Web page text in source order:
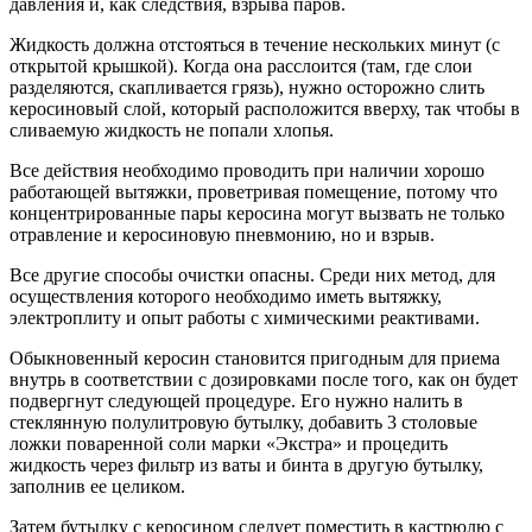
давления и, как следствия, взрыва паров.
Жидкость должна отстояться в течение нескольких минут (с
открытой крышкой). Когда она расслоится (там, где слои
разделяются, скапливается грязь), нужно осторожно слить
керосиновый слой, который расположится вверху, так чтобы в
сливаемую жидкость не попали хлопья.
Все действия необходимо проводить при наличии хорошо
работающей вытяжки, проветривая помещение, потому что
концентрированные пары керосина могут вызвать не только
отравление и керосиновую пневмонию, но и взрыв.
Все другие способы очистки опасны. Среди них метод, для
осуществления которого необходимо иметь вытяжку,
электроплиту и опыт работы с химическими реактивами.
Обыкновенный керосин становится пригодным для приема
внутрь в соответствии с дозировками после того, как он будет
подвергнут следующей процедуре. Его нужно налить в
стеклянную полулитровую бутылку, добавить 3 столовые
ложки поваренной соли марки «Экстра» и процедить
жидкость через фильтр из ваты и бинта в другую бутылку,
заполнив ее целиком.
Затем бутылку с керосином следует поместить в кастрюлю с